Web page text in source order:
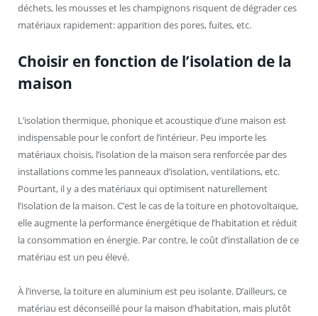
déchets, les mousses et les champignons risquent de dégrader ces
matériaux rapidement: apparition des pores, fuites, etc.
Choisir en fonction de l’isolation de la
maison
L’isolation thermique, phonique et acoustique d’une maison est
indispensable pour le confort de l’intérieur. Peu importe les
matériaux choisis, l’isolation de la maison sera renforcée par des
installations comme les panneaux d’isolation, ventilations, etc.
Pourtant, il y a des matériaux qui optimisent naturellement
l’isolation de la maison. C’est le cas de la toiture en photovoltaïque,
elle augmente la performance énergétique de l’habitation et réduit
la consommation en énergie. Par contre, le coût d’installation de ce
matériau est un peu élevé.
À l’inverse, la toiture en aluminium est peu isolante. D’ailleurs, ce
matériau est déconseillé pour la maison d’habitation, mais plutôt